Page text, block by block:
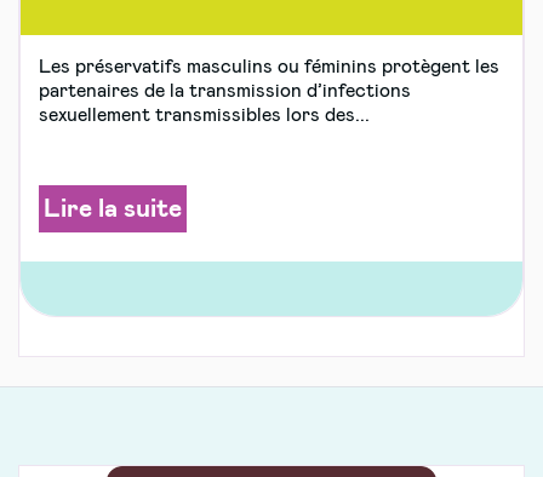
Les préservatifs masculins ou féminins protègent les
partenaires de la transmission d’infections
sexuellement transmissibles lors des...
Lire la suite